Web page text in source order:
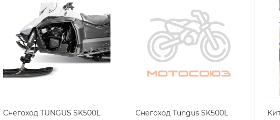
Снегоход TUNGUS SK500L
Снегоход Tungus SK500L